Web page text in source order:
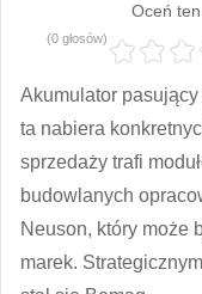
Oceń ten
(0 głosów)
Akumulator
ta nabiera
sprzedaży trafi
budowlanych
Neuson, który może
marek.